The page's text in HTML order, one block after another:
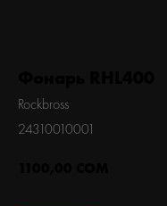
Rockbross
24310010001